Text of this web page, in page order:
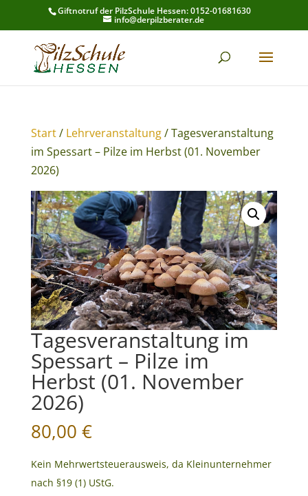
Giftnotruf der PilzSchule Hessen: 0152-01681630
info@derpilzberater.de
Start/ Lehrveranstaltung/ Tagesveranstaltung
im Spessart – Pilze im Herbst (01. November
2026)
Tagesveranstaltung im
Spessart – Pilze im
Herbst (01. November
2026)
80,00 €
Kein Mehrwertsteuerausweis, da Kleinunternehmer
nach §19 (1) UStG.